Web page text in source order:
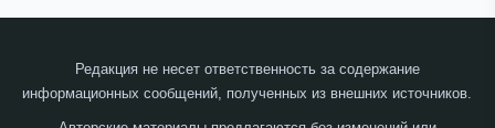
Редакция не несет ответственность за содержание
информационных сообщений, полученных из внешних источников.